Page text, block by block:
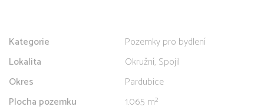
Kategorie
Pozemky pro bydlení
Lokalita
Okružní, Spojil
Okres
Pardubice
Plocha pozemku
1.065 m²